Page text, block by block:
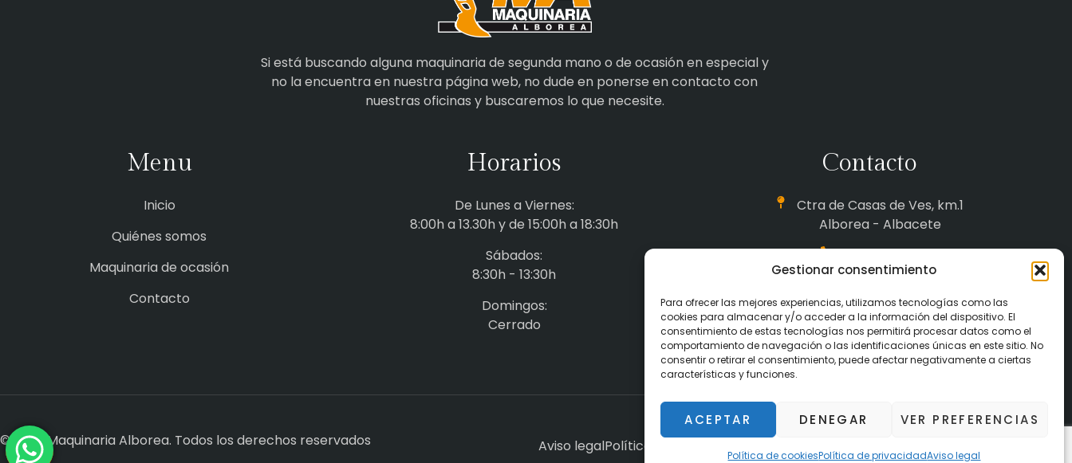
Gestionar consentimiento
Para ofrecer las mejores experiencias, utilizamos tecnologías como las
cookies para almacenar y/o acceder a la información del dispositivo. El
consentimiento de estas tecnologías nos permitirá procesar datos como el
comportamiento de navegación o las identificaciones únicas en este sitio. No
consentir o retirar el consentimiento, puede afectar negativamente a ciertas
características y funciones.
ACEPTAR DENEGAR VER PREFERENCIAS
Política de cookiesPolítica de privacidadAviso legal
Si está buscando alguna maquinaria de segunda mano o de ocasión en especial y
no la encuentra en nuestra página web, no dude en ponerse en contacto con
nuestras oficinas y buscaremos lo que necesite.
Menu
Inicio
Quiénes somos
Maquinaria de ocasión
Contacto
Horarios
De Lunes a Viernes:
8:00h a 13.30h y de 15:00h a 18:30h
Sábados:
8:30h - 13:30h
Domingos:
Cerrado
Contacto
Ctra de Casas de Ves, km.1
Alborea - Albacete
669 758 083
maquinaria.alborea@gmail.com
© 2026 Maquinaria Alborea. Todos los derechos reservados Aviso legalPolítica de privacidad